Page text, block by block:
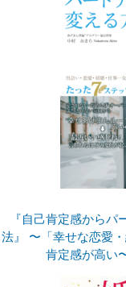
『自己肯定感からパ
法』 〜「幸せな恋愛
肯定感が高い